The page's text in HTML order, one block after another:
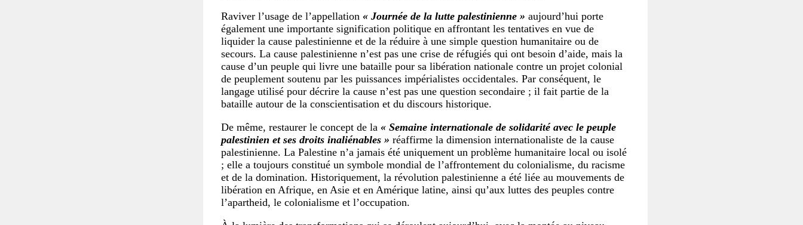
Raviver l’usage de l’appellation « Journée de la lutte palestinienne » aujourd’hui porte
également une importante signification politique en affrontant les tentatives en vue de
liquider la cause palestinienne et de la réduire à une simple question humanitaire ou de
secours. La cause palestinienne n’est pas une crise de réfugiés qui ont besoin d’aide, mais la
cause d’un peuple qui livre une bataille pour sa libération nationale contre un projet colonial
de peuplement soutenu par les puissances impérialistes occidentales. Par conséquent, le
langage utilisé pour décrire la cause n’est pas une question secondaire ; il fait partie de la
bataille autour de la conscientisation et du discours historique.
De même, restaurer le concept de la « Semaine internationale de solidarité avec le peuple
palestinien et ses droits inaliénables » réaffirme la dimension internationaliste de la cause
palestinienne. La Palestine n’a jamais été uniquement un problème humanitaire local ou isolé
; elle a toujours constitué un symbole mondial de l’affrontement du colonialisme, du racisme
et de la domination. Historiquement, la révolution palestinienne a été liée au mouvements de
libération en Afrique, en Asie et en Amérique latine, ainsi qu’aux luttes des peuples contre
l’apartheid, le colonialisme et l’occupation.